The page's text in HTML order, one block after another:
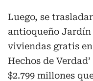
Luego, se
antioqueño Jardín
viviendas gratis
Hechos de
$2.799 millones